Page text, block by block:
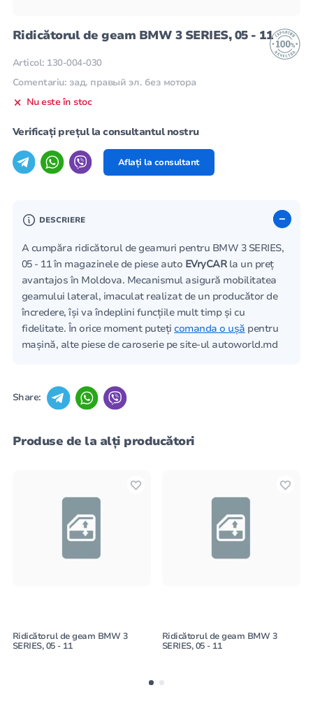
Ridicătorul de geam BMW 3 SERIES, 05 - 11
Articol: 130-004-030
Comentariu: зад. правый эл. без мотора
Nu este în stoc
Verificați prețul la consultantul nostru
Aflați la consultant
DESCRIERE
A cumpăra ridicătorul de geamuri pentru BMW 3 SERIES,
05 - 11 în magazinele de piese auto EVryCARla un preț
avantajos în Moldova. Mecanismul asigură mobilitatea
geamului lateral, imaculat realizat de un producător de
încredere, își va îndeplini funcțiile mult timp și cu
fidelitate. În orice moment puteți comanda o ușă pentru
mașină, alte piese de caroserie pe site-ul autoworld.md
Share:
Produse de la alți producători
Ridicătorul de geam BMW 3
SERIES, 05 - 11
Ridicătorul de geam BMW 3
SERIES, 05 - 11